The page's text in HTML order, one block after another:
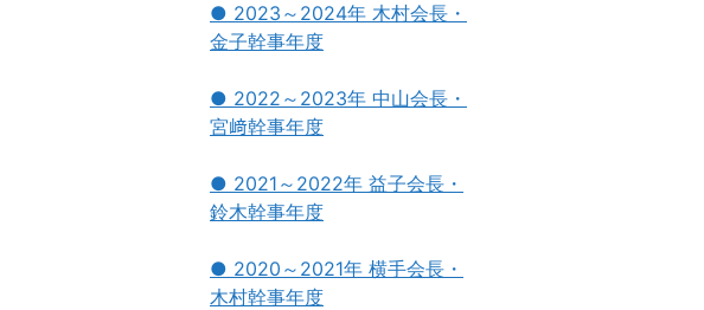
● 2023～2024年 木村会長・
金子幹事年度
● 2022～2023年 中山会長・
宮﨑幹事年度
● 2021～2022年 益子会長・
鈴木幹事年度
● 2020～2021年 横手会長・
木村幹事年度